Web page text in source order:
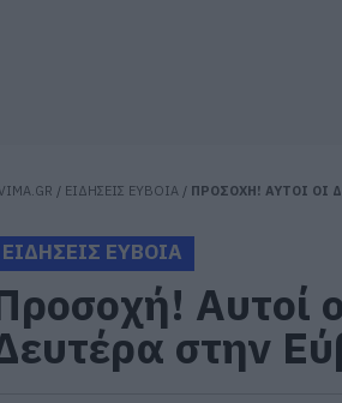
/ ΕΙΔΗΣΕΙΣ ΕΥΒΟΙΑ / ΠΡΟΣΟΧΗ! ΑΥΤΟΙ ΟΙ
ΕΙΔΗΣΕΙΣ ΕΥΒΟΙΑ
Αυτοί
στην